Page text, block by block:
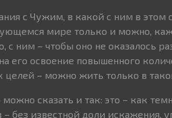
с Чужим, в какой с ним в этом
мире только и можно,
с ним – чтобы оно не оказалось
его освоение повышенного
целей – можно жить только в
сказать и так: это – как
– без известной доли искажения,